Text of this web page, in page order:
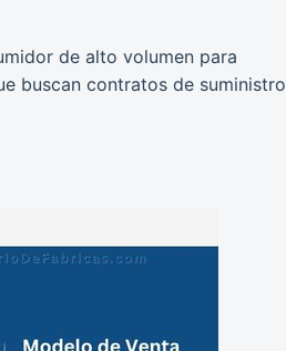
de alto volumen para
buscan contratos de suministro